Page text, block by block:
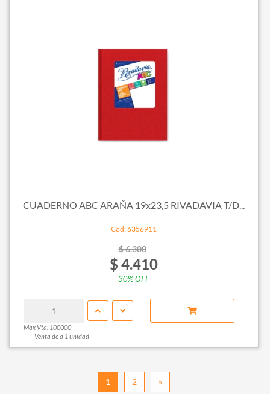
CUADERNO ABC ARAÑA 19x23,5 RIVADAVIA T/D...
Cód: 6356911
$ 6.300
$ 4.410
30% OFF
Max Vta: 100000
Venta de a 1 unidad
1 2 »